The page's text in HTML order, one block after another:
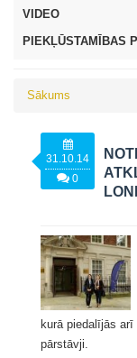
VIDEO
PIEKĻŪSTAMĪBAS
Sākums
31.10.14
0
kurā piedalījās arī
pārstāvji.